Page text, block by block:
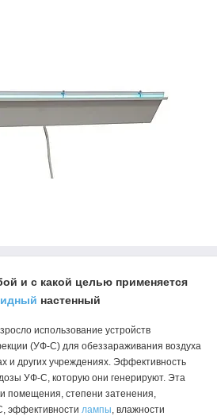
и с какой целью применяется
настенный
использование устройств
(УФ-С) для обеззараживания воздуха
и других учреждениях. Эффективность
дозы УФ-С, которую они генерируют. Эта
помещения, степени затенения,
эффективности лампы , влажности